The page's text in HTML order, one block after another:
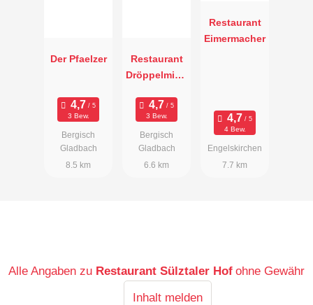
Der Pfaelzer
3 Bew.
Bergisch
Gladbach
8.5 km
Restaurant
Dröppelminn
3 Bew.
Bergisch
Gladbach
6.6 km
Restaurant
Eimermacher
4 Bew.
Engelskirchen
7.7 km
Alle Angaben zu Restaurant Sülztaler Hof ohne Gewähr
Inhalt melden